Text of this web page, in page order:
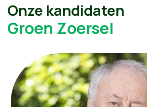
Onze kandidaten
Groen Zoersel